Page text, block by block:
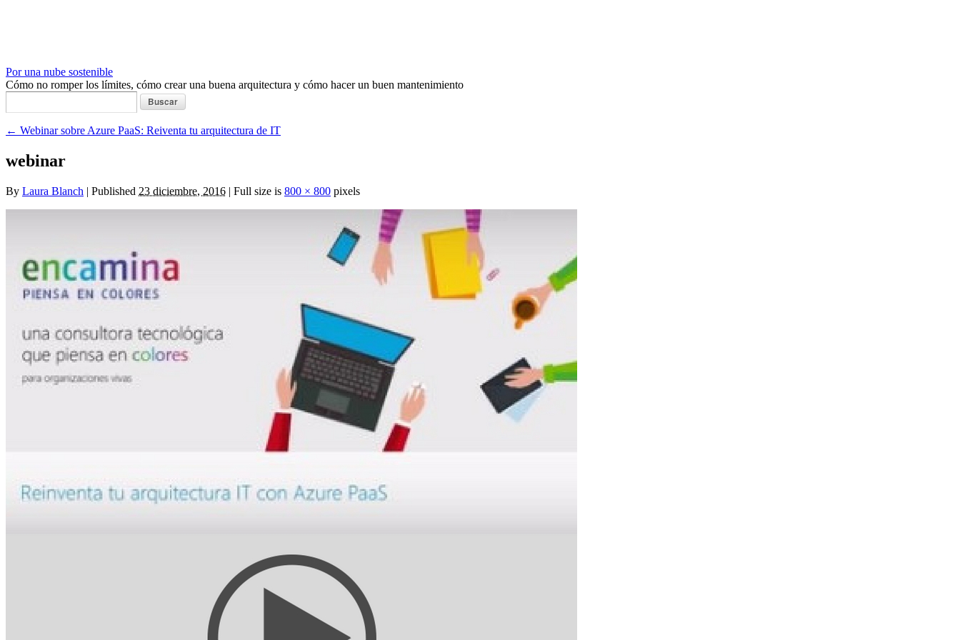
Por una nube sostenible
Cómo no romper los límites, cómo crear una buena arquitectura y cómo hacer un buen mantenimiento
← Webinar sobre Azure PaaS: Reiventa tu arquitectura de IT
webinar
By Laura Blanch | Published 23 diciembre, 2016 | Full size is 800 × 800 pixels